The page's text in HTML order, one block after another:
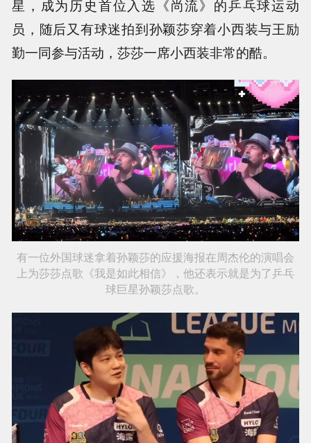
星，成为历史首位入选《尚流》的乒乓球运动
员，随后又有球迷拍到孙颖莎穿着小西装与王励
勤一同参与活动，莎莎一席小西装非常的酷。
有一位外国球迷拿着孙颖莎的应援海报在周杰伦的演唱会
上为莎莎点歌《我是如此相信》，他还表示就是为了乒乓
球巨星孙颖莎点歌。